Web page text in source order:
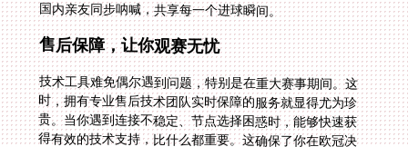
国内亲友同步呐喊，共享每一个进球瞬间。
售后保障，让你观赛无忧
技术工具难免偶尔遇到问题，特别是在重大赛事期间。这
时，拥有专业售后技术团队实时保障的服务就显得尤为珍
贵。当你遇到连接不稳定、节点选择困惑时，能够快速获
得有效的技术支持，比什么都重要。这确保了你在欧冠决
赛夜、NBA抢七大战这样的关键时刻，不会因为技术问题